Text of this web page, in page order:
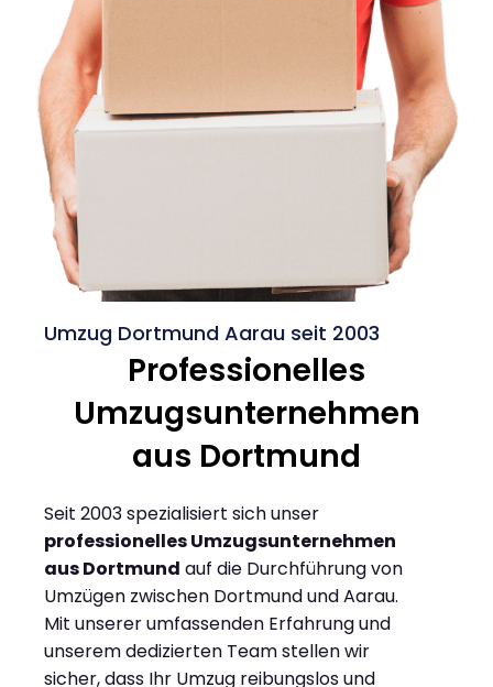
Umzug Dortmund Aarau seit 2003
Professionelles
Umzugsunternehmen
aus Dortmund
Seit 2003 spezialisiert sich unser
professionelles Umzugsunternehmen
aus Dortmund auf die Durchführung von
Umzügen zwischen Dortmund und Aarau.
Mit unserer umfassenden Erfahrung und
unserem dedizierten Team stellen wir
sicher, dass Ihr Umzug reibungslos und